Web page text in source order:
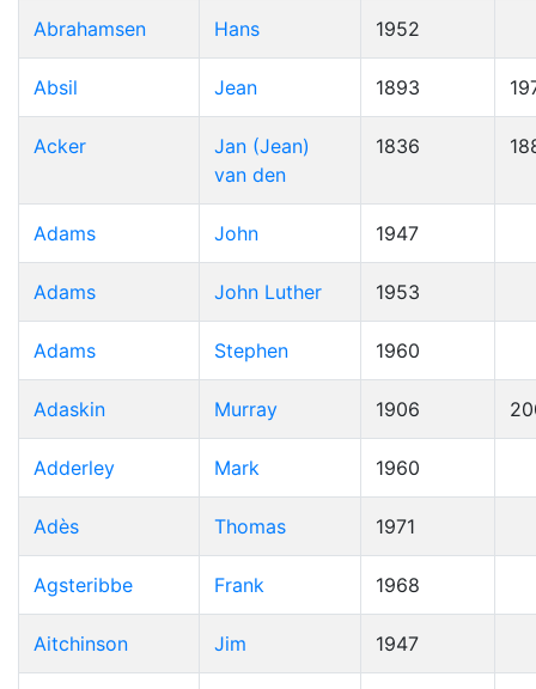
Abrahamsen Hans 1952
Absil Jean 1893
Acker
Jan (Jean)
van den
1836
Adams John 1947
Adams John Luther 1953
Adams Stephen 1960
Adaskin Murray 1906
Adderley Mark 1960
Adès Thomas 1971
Agsteribbe Frank 1968
Aitchinson Jim 1947